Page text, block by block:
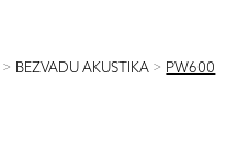
> BEZVADU AKUSTIKA > PW600